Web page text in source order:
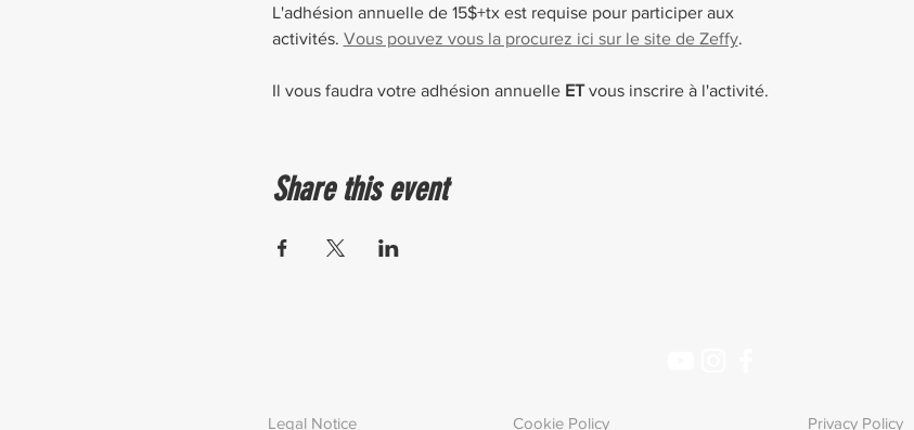
L'adhésion annuelle de 15$+tx est requise pour participer aux
activités. Vous pouvez vous la procurez ici sur le site de Zeffy.
Il vous faudra votre adhésion annuelle ET vous inscrire à l'activité.
Share this event
Legal Notice Cookie Policy Privacy Policy